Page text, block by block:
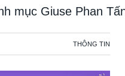
mục Giuse Phan
THÔNG TIN